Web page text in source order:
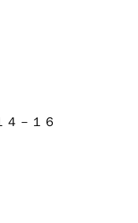
－１６